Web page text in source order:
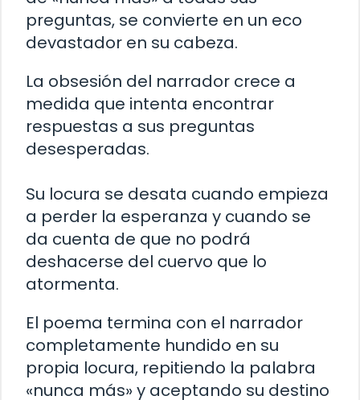
preguntas, se convierte en un eco
devastador en su cabeza.
La obsesión del narrador crece a
medida que intenta encontrar
respuestas a sus preguntas
desesperadas.
Su locura se desata cuando empieza
a perder la esperanza y cuando se
da cuenta de que no podrá
deshacerse del cuervo que lo
atormenta.
El poema termina con el narrador
completamente hundido en su
propia locura, repitiendo la palabra
«nunca más» y aceptando su destino